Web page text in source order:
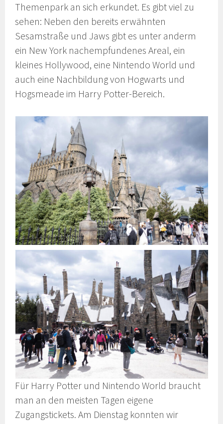
Themenpark an sich erkundet. Es gibt viel zu
sehen: Neben den bereits erwähnten
Sesamstraße und Jaws gibt es unter anderm
ein New York nachempfundenes Areal, ein
kleines Hollywood, eine Nintendo World und
auch eine Nachbildung von Hogwarts und
Hogsmeade im Harry Potter-Bereich.
Für Harry Potter und Nintendo World braucht
man an den meisten Tagen eigene
Zugangstickets. Am Dienstag konnten wir